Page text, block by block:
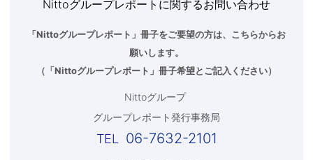
Nittoグループレポートに関するお問い合わせ
「Nittoグループレポート」冊子をご要望の方は、こちらからお
願いします。
（「Nittoグループレポート 」冊子希望とご記入ください）
Nittoグループ
グループレポート発行事務局
06-7632-2101